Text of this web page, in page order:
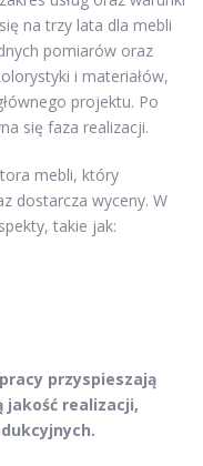
na trzy lata dla mebli
pomiarów oraz
i materiałów,
projektu. Po
się faza realizacji.
mebli, który
dostarcza wyceny. W
takie jak:
przyspieszają
jakość realizacji,